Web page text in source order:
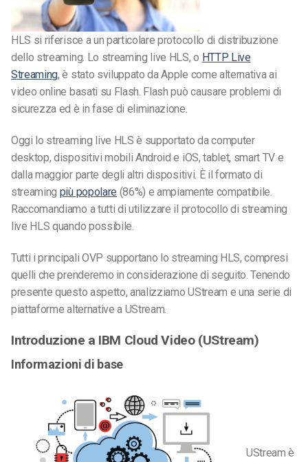
HLS si riferisce a un particolare protocollo di distribuzione
dello streaming. Lo streaming live HLS, o HTTP Live
Streaming, è stato sviluppato da Apple come alternativa ai
video online basati su Flash. Flash può causare problemi di
sicurezza ed è in fase di eliminazione.
Oggi lo streaming live HLS è supportato da computer
desktop, dispositivi mobili Android e iOS, tablet, smart TV e
dalla maggior parte degli altri dispositivi. È il formato di
streaming più popolare (86%) e ampiamente compatibile.
Raccomandiamo a tutti di utilizzare il protocollo di streaming
live HLS quando possibile.
Tutti i principali OVP supportano lo streaming HLS, compresi
quelli che prenderemo in considerazione di seguito. Tenendo
presente questo aspetto, analizziamo UStream e una serie di
piattaforme alternative a UStream.
Introduzione a IBM Cloud Video (UStream)
Informazioni di base
UStream è